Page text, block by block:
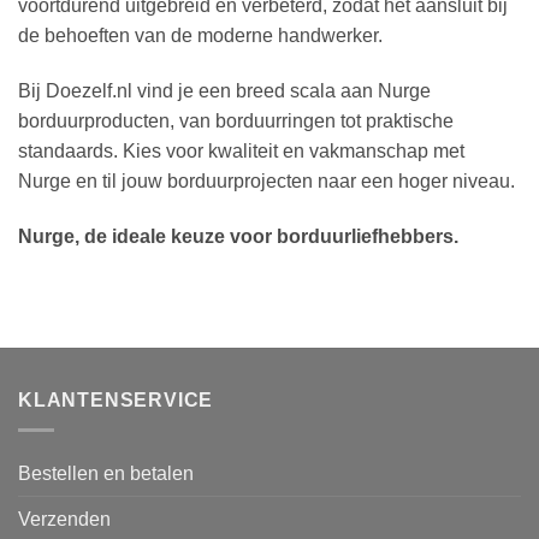
voortdurend uitgebreid en verbeterd, zodat het aansluit bij
de behoeften van de moderne handwerker.
Bij Doezelf.nl vind je een breed scala aan Nurge
borduurproducten, van borduurringen tot praktische
standaards. Kies voor kwaliteit en vakmanschap met
Nurge en til jouw borduurprojecten naar een hoger niveau.
Nurge, de ideale keuze voor borduurliefhebbers.
KLANTENSERVICE
Bestellen en betalen
Verzenden